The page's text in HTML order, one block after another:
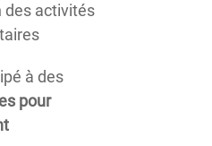
des activités
à des
pour